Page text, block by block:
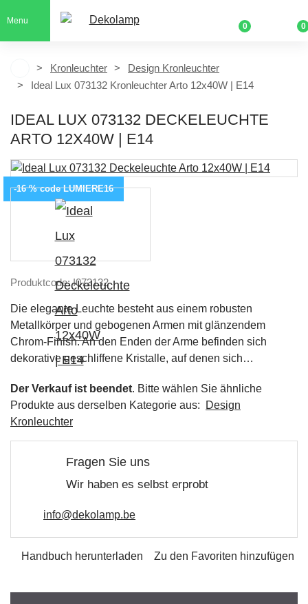
Menu
0 0
Kronleuchter
Design Kronleuchter
Ideal Lux 073132 Kronleuchter Arto 12x40W | E14
IDEAL LUX 073132 DECKELEUCHTE
ARTO 12X40W | E14
-16 % code LUMIERE16
Produktcode: I073132
Die elegante Leuchte besteht aus einem robusten
Metallkörper und gebogenen Armen mit glänzendem
Chrom-Finish. An den Enden der Arme befinden sich
dekorative geschliffene Kristalle, auf denen sich…
Der Verkauf ist beendet. Bitte wählen Sie ähnliche
Produkte aus derselben Kategorie aus:
Design
Kronleuchter
Fragen Sie uns
Wir haben es selbst erprobt
info@dekolamp.be
Handbuch herunterladen Zu den Favoriten hinzufügen